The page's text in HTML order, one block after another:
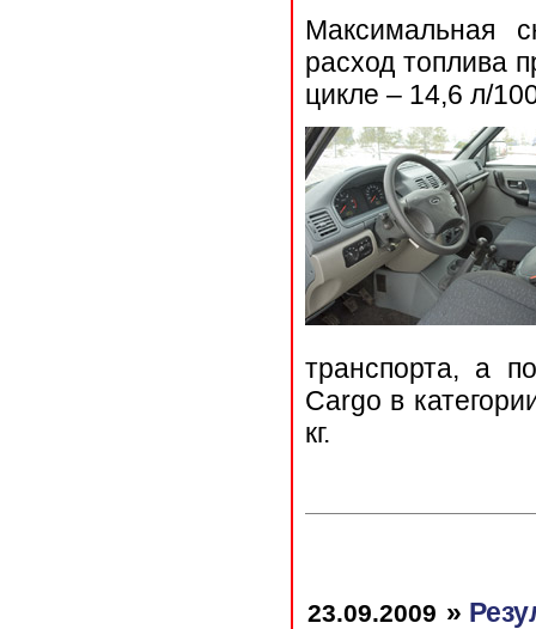
Максимальная
расход топлива
цикле – 14,6 л/
транспорта, а
Cargo в
кг.
23.09.2009 »